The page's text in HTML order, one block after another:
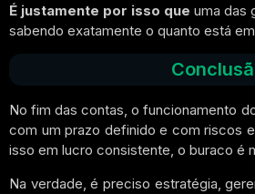
É justamente por isso que uma das
sabendo exatamente o quanto está
No fim das contas, o funcionamento
com um prazo definido e com riscos
isso em lucro consistente, o buraco é
Na verdade, é preciso estratégia,